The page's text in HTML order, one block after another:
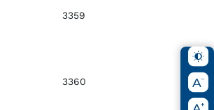
3359
3360